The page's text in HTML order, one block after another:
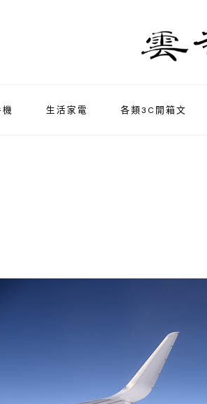
機 生活家電 各類3C開箱文